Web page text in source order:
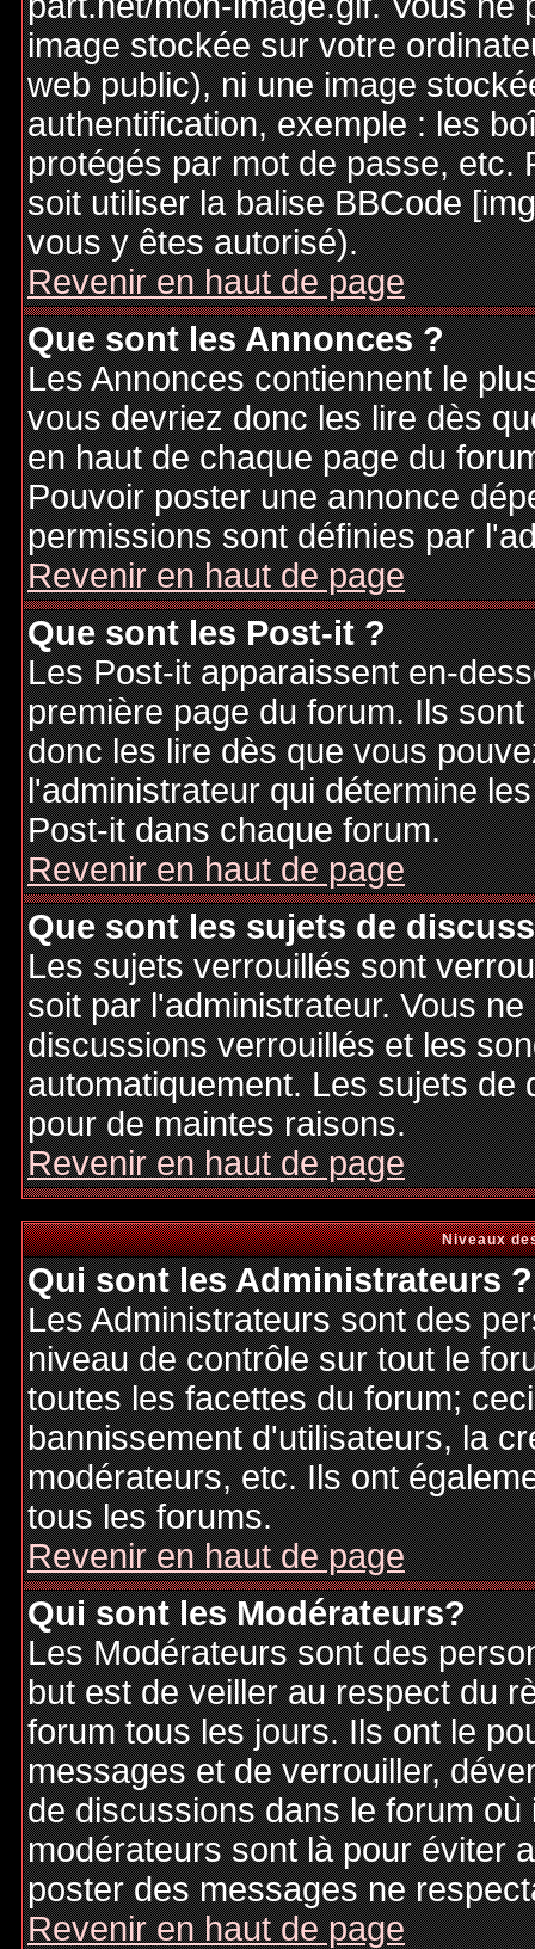
image stockée sur votre
web public), ni une image
authentification, exemple : les
protégés par mot de passe, etc.
soit utiliser la balise BBCode
vous y êtes autorisé).
Revenir en haut de page
Que sont les Annonces ?
Les Annonces contiennent le
vous devriez donc les lire dès
en haut de chaque page du
Pouvoir poster une annonce
permissions sont définies par
Revenir en haut de page
Que sont les Post-it ?
Les Post-it apparaissent en-
première page du forum. Ils
donc les lire dès que vous
l'administrateur qui détermine
Post-it dans chaque forum.
Revenir en haut de page
Que sont les sujets de
Les sujets verrouillés sont
soit par l'administrateur. Vous
discussions verrouillés et les
automatiquement. Les sujets
pour de maintes raisons.
Revenir en haut de page
Niveaux
Qui sont les Administrateurs ?
Les Administrateurs sont des
niveau de contrôle sur tout le
toutes les facettes du forum;
bannissement d'utilisateurs, la
modérateurs, etc. Ils ont
tous les forums.
Revenir en haut de page
Qui sont les Modérateurs?
Les Modérateurs sont des
but est de veiller au respect du
forum tous les jours. Ils ont le
messages et de verrouiller,
de discussions dans le forum
modérateurs sont là pour éviter
poster des messages ne
Revenir en haut de page